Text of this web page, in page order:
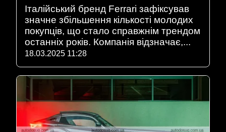
Італійський бренд Ferrari зафіксував
значне збільшення кількості молодих
покупців, що стало справжнім трендом
останніх років. Компанія відзначає,...
18.03.2025 11:28